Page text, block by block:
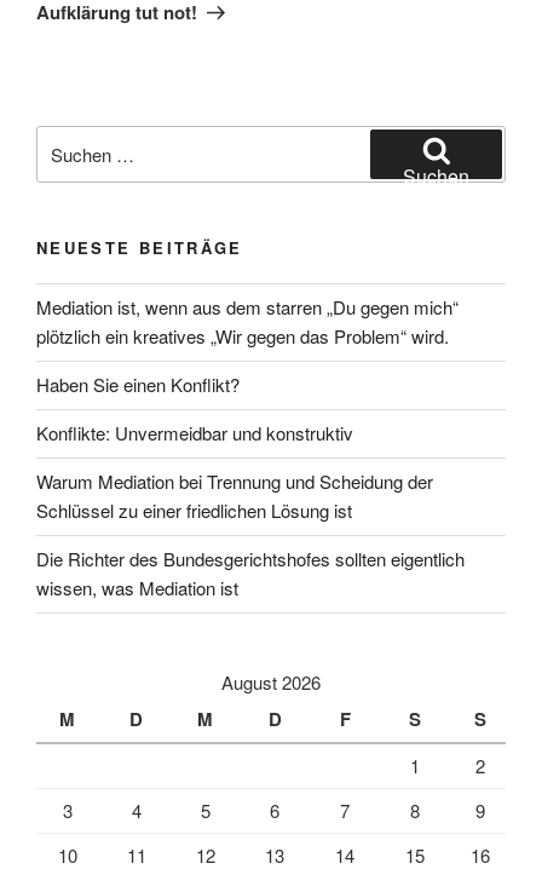
Aufklärung tut not!
nach:
Suchen
NEUESTE BEITRÄGE
Mediation ist, wenn aus dem starren „Du gegen mich“
plötzlich ein kreatives „Wir gegen das Problem“ wird.
Haben Sie einen Konflikt?
Konflikte: Unvermeidbar und konstruktiv
Warum Mediation bei Trennung und Scheidung der
Schlüssel zu einer friedlichen Lösung ist
Die Richter des Bundesgerichtshofes sollten eigentlich
wissen, was Mediation ist
August 2026
M D M D F S S
1
2
3
4 5 6 7 8
9
10
11 12 13 14 15
16